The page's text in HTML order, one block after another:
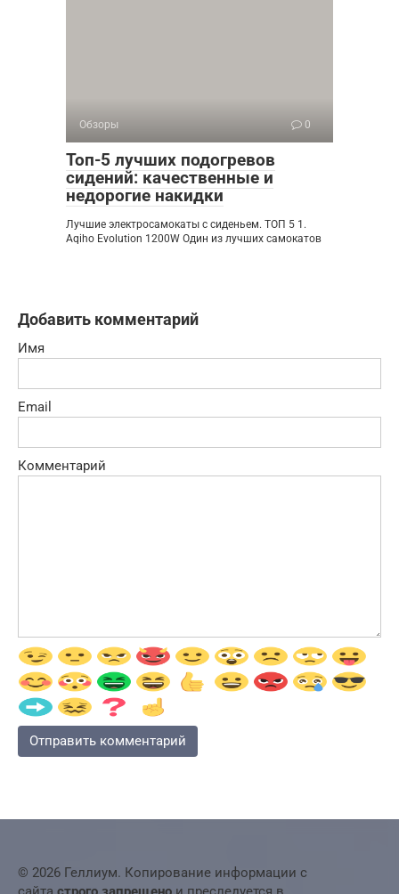
Обзоры 0
Топ-5 лучших подогревов
сидений: качественные и
недорогие накидки
Лучшие электросамокаты с сиденьем. ТОП 5 1.
Aqiho Evolution 1200W Один из лучших самокатов
Добавить комментарий
Имя
Email
Комментарий
© 2026 Геллиум. Копирование информации с